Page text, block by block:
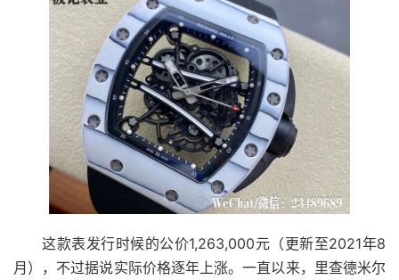
这款表发行时候的公价1,263,000元（更新至2021年8
月），不过据说实际价格逐年上涨。一直以来，里查德米尔